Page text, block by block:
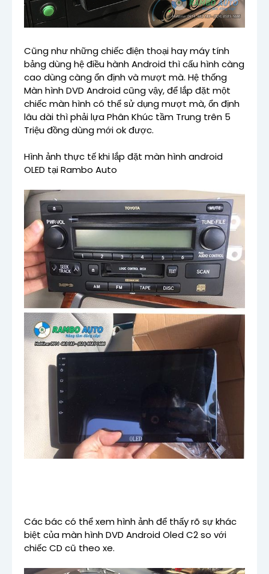
Cũng như những chiếc điện thoại hay máy tính
bảng dùng hệ điều hành Android thì cấu hình càng
cao dùng càng ổn định và mượt mà. Hệ thống
Màn hình DVD Android cũng vậy, để lắp đặt một
chiếc màn hình có thể sử dụng mượt mà, ổn định
lâu dài thì phải lựa Phân Khúc tầm Trung trên 5
Triệu đồng dùng mới ok được.
Hình ảnh thực tế khi lắp đặt màn hình android
OLED tại Rambo Auto
Các bác có thể xem hình ảnh để thấy rõ sự khác
biệt của màn hình DVD Android Oled C2 so với
chiếc CD cũ theo xe.